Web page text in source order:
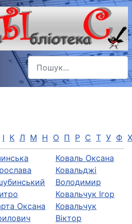
Пошук
Type 2 or more characters
І К Л М Н О П Р С Т У Ф Х
Оксана
Коваль Оксана
Ковальджі
Володимир
Ковальчук Ігор
Ковальчук
Вiктор